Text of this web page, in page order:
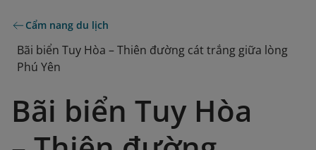
Cẩm nang du lịch
Bãi biển Tuy Hòa – Thiên đường cát trắng giữa lòng
Phú Yên
Bãi biển Tuy Hòa